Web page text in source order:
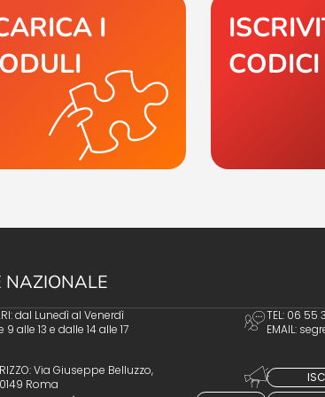
I
CODICI
NAZIONALE
dal Lunedì al Venerdì
9 alle 13 e dalle 14 alle 17
TEL: 06 55
EMAIL:
Via Giuseppe Belluzzo,
Roma